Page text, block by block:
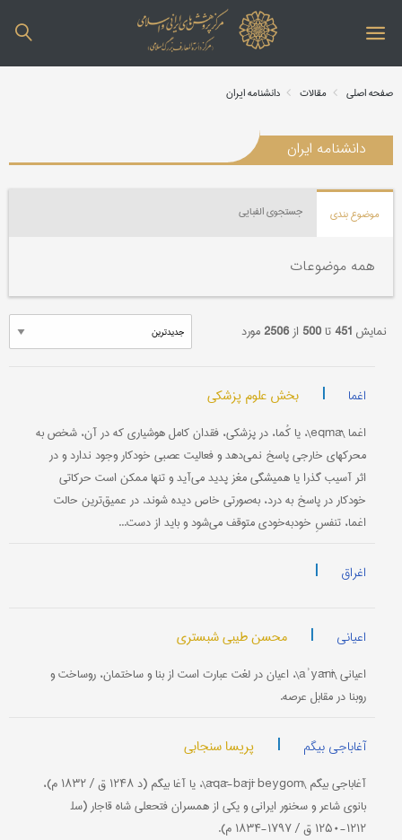
صفحه اصلی مقالات دانشنامه ایران
دانشنامه ایران
موضوع بندی جستجوی الفبایی
همه موضوعات
نمایش 451تا500 از2506مورد
اغما | بخش علوم پزشکی
اغما \eqmā\، یا کُما، در پزشکی، فقدان کامل هوشیاری که در آن، شخص به
محرکهای خارجی پاسخ نمی‌دهد و فعالیت عصبی خودکار وجود ندارد و در
اثر آسیب‌ گذرا یا همیشگی مغز پدید می‌آید و تنها ممکن است حرکاتی
خودکار در پاسخ به درد، به‌صورتی خاص دیده شوند. در عمیق‌ترین حالت
اغما، تنفسِ خودبه‌خودی متوقف می‌شود و باید از دست...
اغراق |
اعیانی | محسن طیبی شبستری
اعیانی \aʾyānī\، اعیان در لغت عبارت است از بنا و ساختمان، روساخت و
روبنا در مقابل عرصه.
آغاباجی بیگم | پریسا سنجابی
آغاباجی بیگم \āqā-bājī beygom\، یا آغا بیگم (د ۱۲۴۸ ق / ۱۸۳۲ م)،
بانوی شاعر و سخنور ایرانی و یکی از همسران فتحعلی شاه قاجار (سل‍
۱۲۱۲-۱۲۵۰ ق / ۱۷۹۷-۱۸۳۴ م).